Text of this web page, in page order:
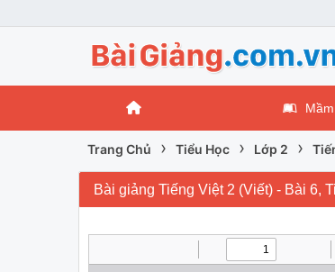
Trang Chủ › Tiểu Học › Lớp 2 ›
Bài giảng Tiếng Việt 2 (Viết) - Bài 6,